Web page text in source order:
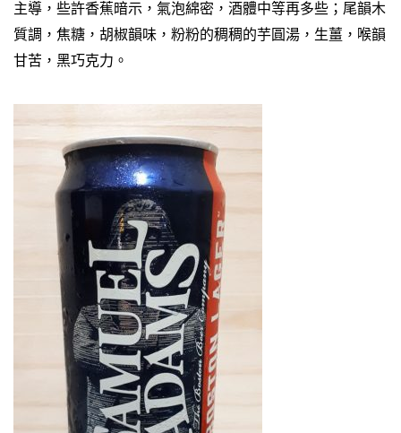
主導，些許香蕉暗示，氣泡綿密，酒體中等再多些；尾韻木
質調，焦糖，胡椒韻味，粉粉的稠稠的芋圓湯，生薑，喉韻
甘苦，黑巧克力。